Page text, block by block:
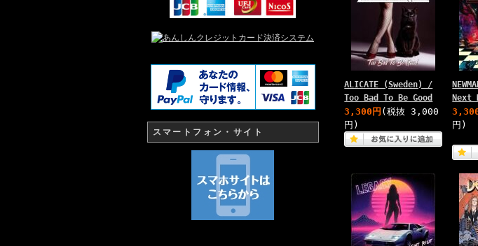
スマートフォン・サイト
ALICATE (Sweden) /
Too Bad To Be Good
3,300円 (税抜 3,000
円)
Next
円)